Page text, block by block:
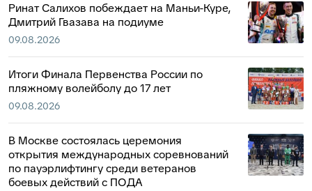
Ринат Салихов побеждает на Маньи-Куре,
Дмитрий Гвазава на подиуме
09.08.2026
Итоги Финала Первенства России по
пляжному волейболу до 17 лет
09.08.2026
В Москве состоялась церемония
открытия международных соревнований
по пауэрлифтингу среди ветеранов
боевых действий с ПОДА